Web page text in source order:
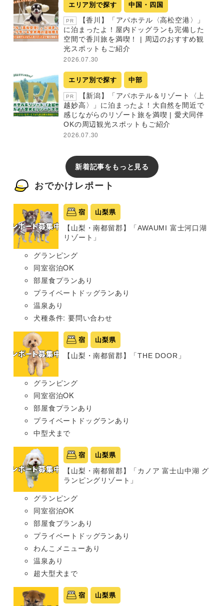
エリア別で探す 中国・四国
PR
【香川】「アパホテル〈高松空港〉」
に泊まったよ！屋内ドッグランも完備した
空間で香川旅を満喫！ | 周辺のおすすめ観
光スポットもご紹介
2026.07.30
エリア別で探す 中部
PR
【新潟】「アパホテル＆リゾート〈上
越妙高〉」に泊まったよ！大自然を間近で
感じながらのリゾート旅を満喫 | 愛犬同伴
OKの周辺観光スポットもご紹介
2026.07.30
新着記事をもっと見る
おでかけレポート
宿 山梨県
【山梨・南都留郡】「AWAUMI 富士河口湖
リゾート」
グランピング
同室宿泊OK
部屋食プランあり
プライベートドッグランあり
温泉あり
犬種条件: 要問い合わせ
宿 山梨県
【山梨・南都留郡】「THE DOOR」
グランピング
同室宿泊OK
部屋食プランあり
プライベートドッグランあり
中型犬まで
宿 山梨県
【山梨・南都留郡】「カノア 富士山中湖 グ
ランピングリゾート」
グランピング
同室宿泊OK
部屋食プランあり
プライベートドッグランあり
わんこメニューあり
温泉あり
超大型犬まで
宿 山梨県